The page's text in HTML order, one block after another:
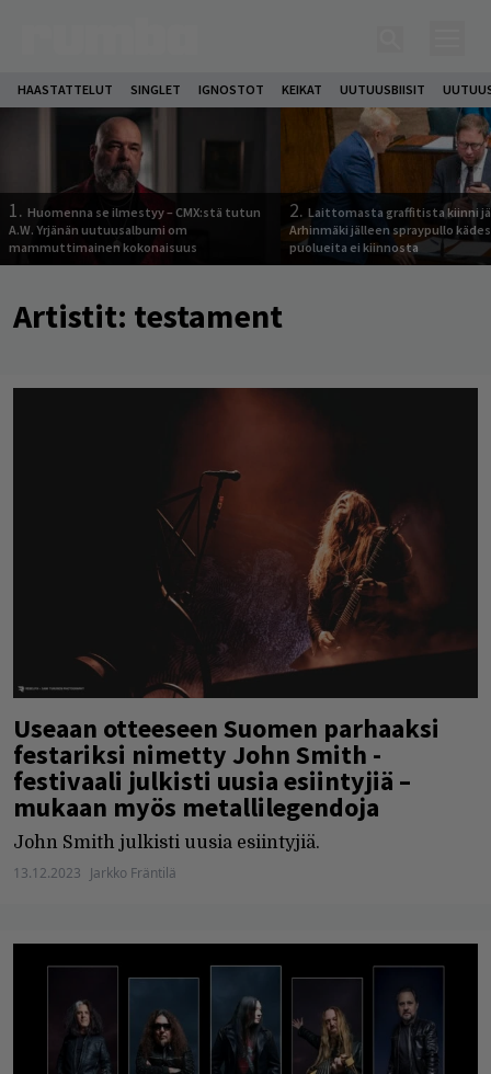
HAASTATTELUT SINGLET IGNOSTOT KEIKAT UUTUUSBIISIT
1. Huomenna se ilmestyy – CMX:stä tutun
A.W. Yrjänän uutuusalbumi om
mammuttimainen kokonaisuus
2. Laittomasta graffitista kiinni
Arhinmäki jälleen spraypullo
puolueita ei kiinnosta
Artistit: testament
Useaan otteeseen Suomen parhaaksi
festariksi nimetty John Smith -
festivaali julkisti uusia esiintyjiä –
mukaan myös metallilegendoja
John Smith julkisti uusia esiintyjiä.
13.12.2023 Jarkko Fräntilä